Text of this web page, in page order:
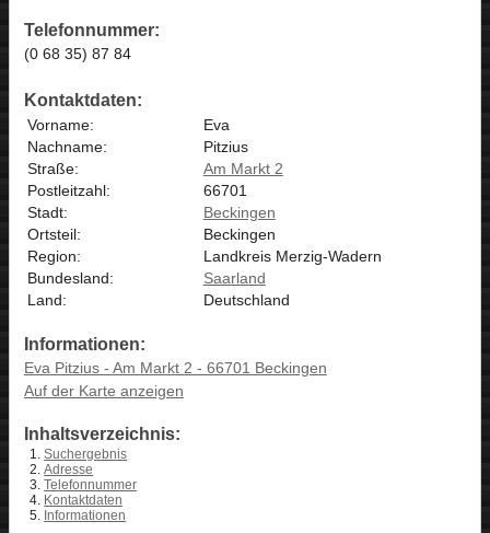
Telefonnummer:
(0 68 35) 87 84
Kontaktdaten:
Vorname:
Eva
Nachname:
Pitzius
Straße:
Am Markt 2
Postleitzahl:
66701
Stadt:
Beckingen
Ortsteil:
Beckingen
Region:
Landkreis Merzig-Wadern
Bundesland:
Saarland
Land:
Deutschland
Informationen:
Eva Pitzius - Am Markt 2 - 66701 Beckingen
Auf der Karte anzeigen
Inhaltsverzeichnis:
Suchergebnis
Adresse
Telefonnummer
Kontaktdaten
Informationen